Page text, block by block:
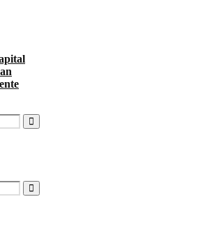
Search
Search